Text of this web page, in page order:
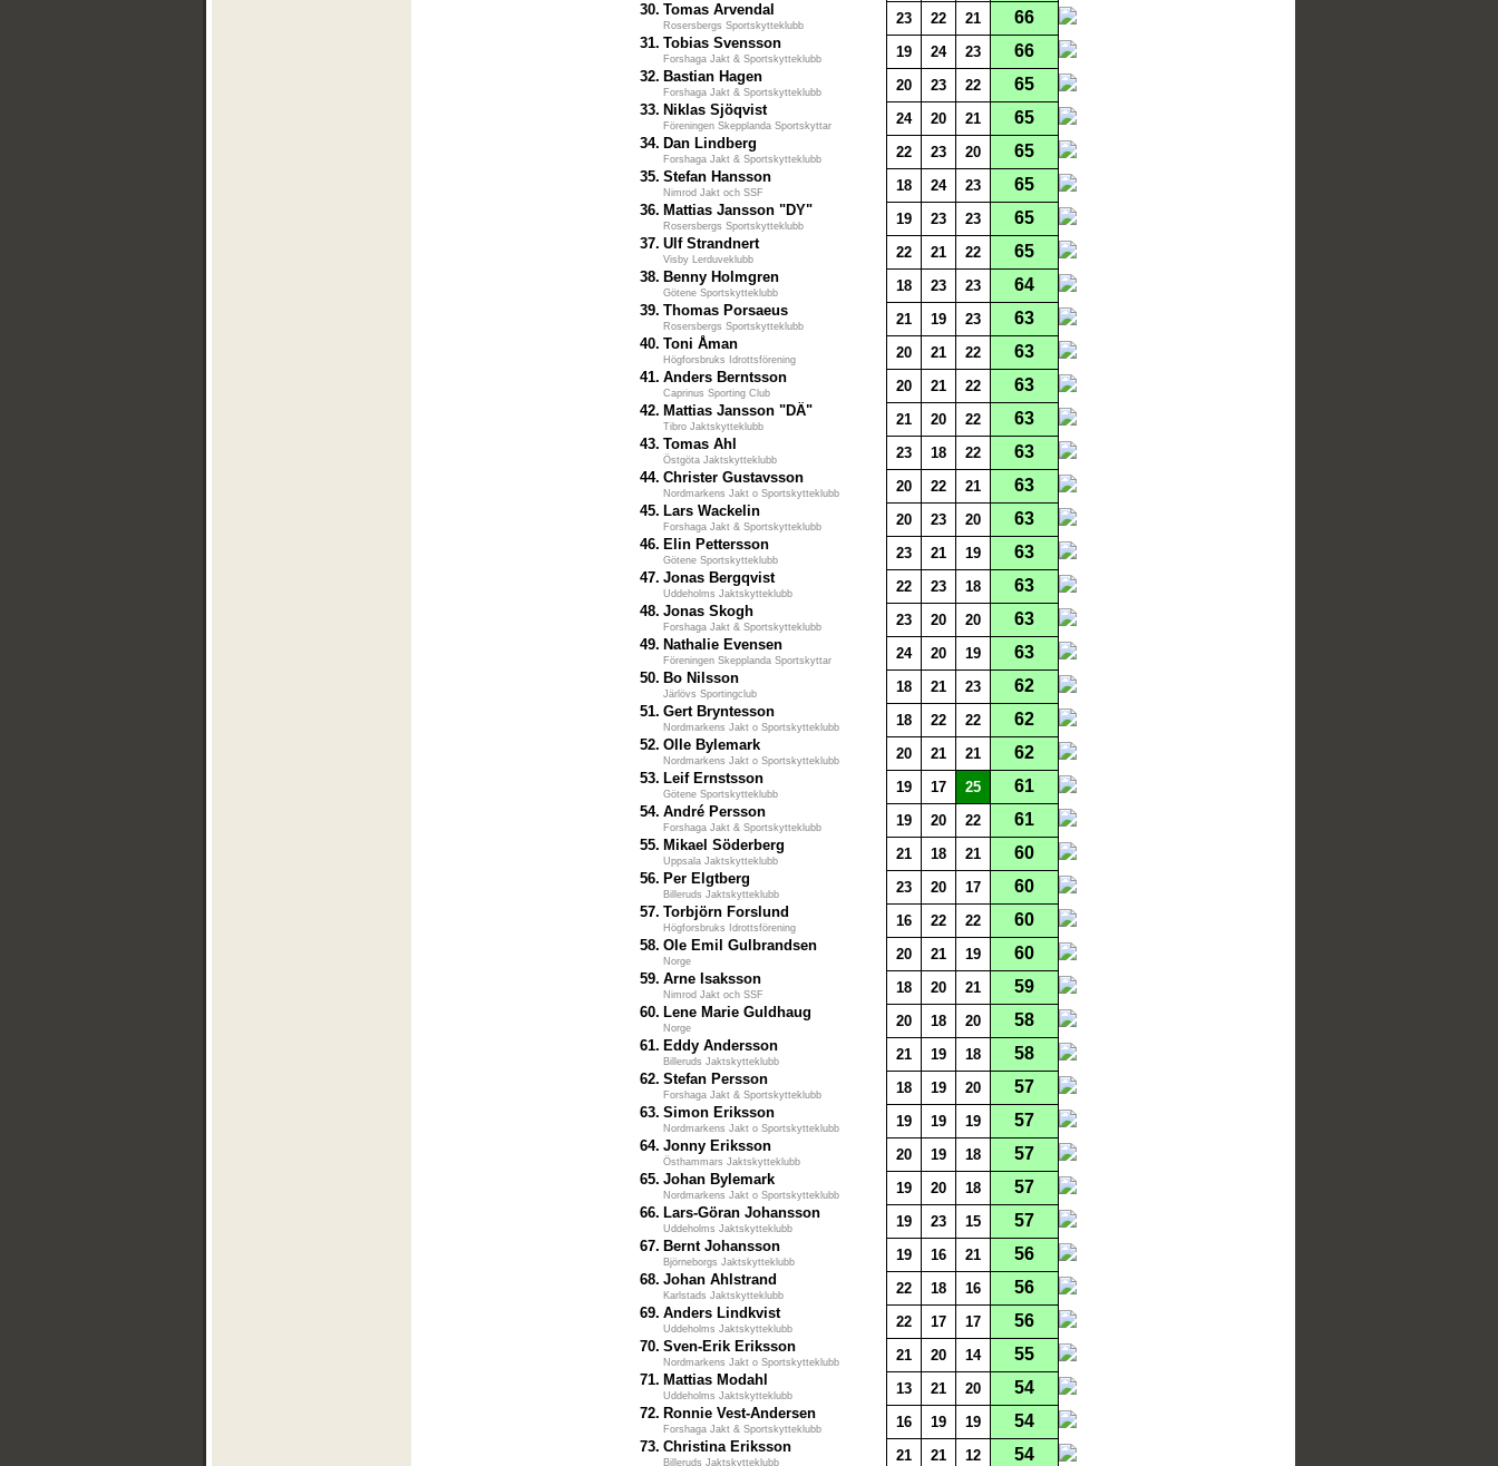
30. Tomas Arvendal
Rosersbergs Sportskytteklubb 23 22 21 66
31. Tobias Svensson
Forshaga Jakt & Sportskytteklubb 19 24 23 66
32. Bastian Hagen
Forshaga Jakt & Sportskytteklubb 20 23 22 65
33. Niklas Sjöqvist
Föreningen Skepplanda Sportskyttar 24 20 21 65
34. Dan Lindberg
Forshaga Jakt & Sportskytteklubb 22 23 20 65
35. Stefan Hansson
Nimrod Jakt och SSF 18 24 23 65
36. Mattias Jansson "DY"
Rosersbergs Sportskytteklubb 19 23 23 65
37. Ulf Strandnert
Visby Lerduveklubb 22 21 22 65
38. Benny Holmgren
Götene Sportskytteklubb 18 23 23 64
39. Thomas Porsaeus
Rosersbergs Sportskytteklubb 21 19 23 63
40. Toni Åman
Högforsbruks Idrottsförening 20 21 22 63
41. Anders Berntsson
Caprinus Sporting Club 20 21 22 63
42. Mattias Jansson "DÄ"
Tibro Jaktskytteklubb 21 20 22 63
43. Tomas Ahl
Östgöta Jaktskytteklubb 23 18 22 63
44. Christer Gustavsson
Nordmarkens Jakt o Sportskytteklubb 20 22 21 63
45. Lars Wackelin
Forshaga Jakt & Sportskytteklubb 20 23 20 63
46. Elin Pettersson
Götene Sportskytteklubb 23 21 19 63
47. Jonas Bergqvist
Uddeholms Jaktskytteklubb 22 23 18 63
48. Jonas Skogh
Forshaga Jakt & Sportskytteklubb 23 20 20 63
49. Nathalie Evensen
Föreningen Skepplanda Sportskyttar 24 20 19 63
50. Bo Nilsson
Järlövs Sportingclub 18 21 23 62
51. Gert Bryntesson
Nordmarkens Jakt o Sportskytteklubb 18 22 22 62
52. Olle Bylemark
Nordmarkens Jakt o Sportskytteklubb 20 21 21 62
53. Leif Ernstsson
Götene Sportskytteklubb 19 17 25 61
54. André Persson
Forshaga Jakt & Sportskytteklubb 19 20 22 61
55. Mikael Söderberg
Uppsala Jaktskytteklubb 21 18 21 60
56. Per Elgtberg
Billeruds Jaktskytteklubb 23 20 17 60
57. Torbjörn Forslund
Högforsbruks Idrottsförening 16 22 22 60
58. Ole Emil Gulbrandsen
Norge 20 21 19 60
59. Arne Isaksson
Nimrod Jakt och SSF 18 20 21 59
60. Lene Marie Guldhaug
Norge 20 18 20 58
61. Eddy Andersson
Billeruds Jaktskytteklubb 21 19 18 58
62. Stefan Persson
Forshaga Jakt & Sportskytteklubb 18 19 20 57
63. Simon Eriksson
Nordmarkens Jakt o Sportskytteklubb 19 19 19 57
64. Jonny Eriksson
Östhammars Jaktskytteklubb 20 19 18 57
65. Johan Bylemark
Nordmarkens Jakt o Sportskytteklubb 19 20 18 57
66. Lars-Göran Johansson
Uddeholms Jaktskytteklubb 19 23 15 57
67. Bernt Johansson
Björneborgs Jaktskytteklubb 19 16 21 56
68. Johan Ahlstrand
Karlstads Jaktskytteklubb 22 18 16 56
69. Anders Lindkvist
Uddeholms Jaktskytteklubb 22 17 17 56
70. Sven-Erik Eriksson
Nordmarkens Jakt o Sportskytteklubb 21 20 14 55
71. Mattias Modahl
Uddeholms Jaktskytteklubb 13 21 20 54
72. Ronnie Vest-Andersen
Forshaga Jakt & Sportskytteklubb 16 19 19 54
73. Christina Eriksson
Billeruds Jaktskytteklubb 21 21 12 54